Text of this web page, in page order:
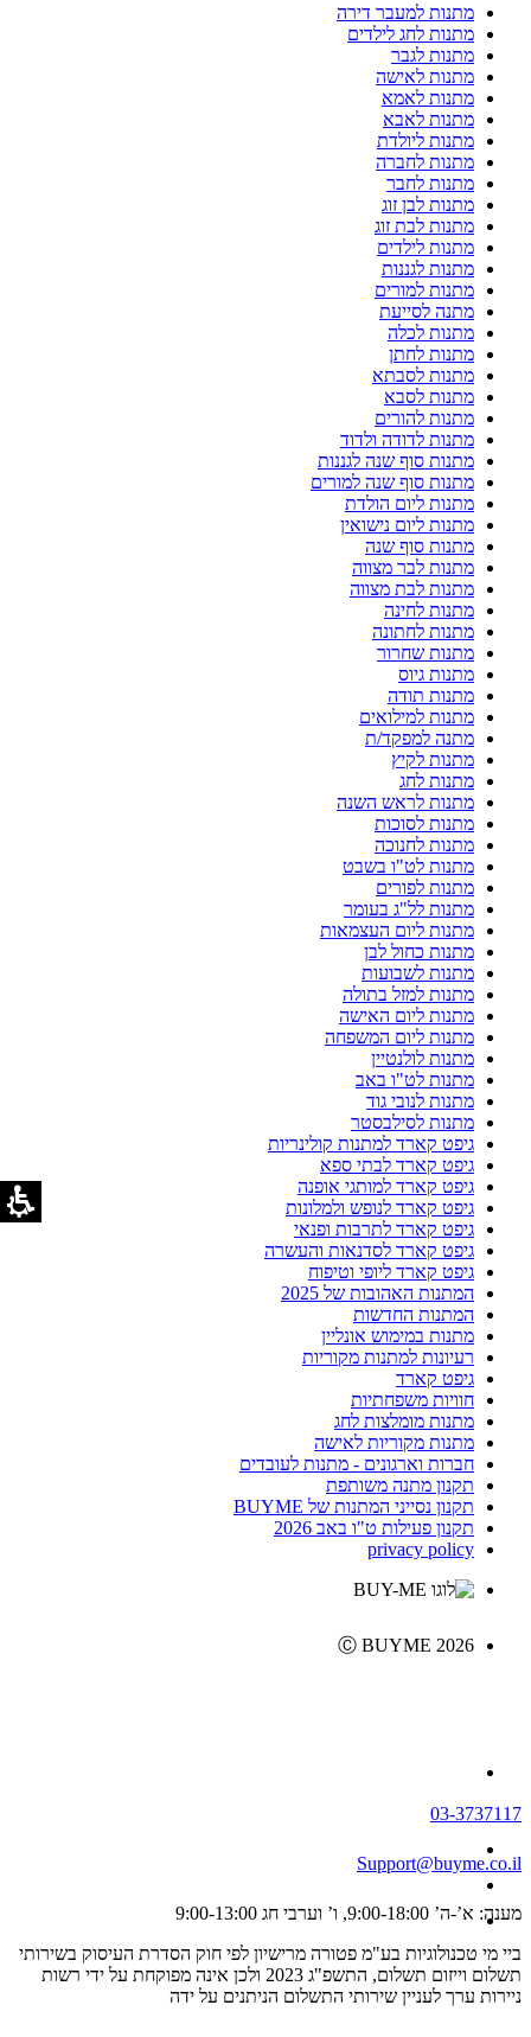
מתנות למעבר דירה
מתנות לחג לילדים
מתנות לגבר
מתנות לאישה
מתנות לאמא
מתנות לאבא
מתנות ליולדת
מתנות לחברה
מתנות לחבר
מתנות לבן זוג
מתנות לבת זוג
מתנות לילדים
מתנות לגננות
מתנות למורים
מתנה לסייעת
מתנות לכלה
מתנות לחתן
מתנות לסבתא
מתנות לסבא
מתנות להורים
מתנות לדודה ולדוד
מתנות סוף שנה לגננות
מתנות סוף שנה למורים
מתנות ליום הולדת
מתנות ליום נישואין
מתנות סוף שנה
מתנות לבר מצווה
מתנות לבת מצווה
מתנות לחינה
מתנות לחתונה
מתנות שחרור
מתנות גיוס
מתנות תודה
מתנות למילואים
מתנה למפקד/ת
מתנות לקיץ
מתנות לחג
מתנות לראש השנה
מתנות לסוכות
מתנות לחנוכה
מתנות לט"ו בשבט
מתנות לפורים
מתנות לל"ג בעומר
מתנות ליום העצמאות
מתנות כחול לבן
מתנות לשבועות
מתנות למזל בתולה
מתנות ליום האישה
מתנות ליום המשפחה
מתנות לולנטיין
מתנות לט"ו באב
מתנות לנובי גוד
מתנות לסילבסטר
גיפט קארד למתנות קולינריות
גיפט קארד לבתי ספא
גיפט קארד למותגי אופנה
גיפט קארד לנופש ולמלונות
גיפט קארד לתרבות ופנאי
גיפט קארד לסדנאות והעשרה
גיפט קארד ליופי וטיפוח
המתנות האהובות של 2025
המתנות החדשות
מתנות במימוש אונליין
רעיונות למתנות מקוריות
גיפט קארד
חוויות משפחתיות
מתנות מומלצות לחג
מתנות מקוריות לאישה
חברות וארגונים - מתנות לעובדים
תקנון מתנה משותפת
תקנון נסייני המתנות של BUYME
תקנון פעילות ט"ו באב 2026
privacy policy
Ⓒ BUYME 2026
03-3737117
Support@buyme.co.il
מענה: א’-ה’ 9:00-18:00, ו’ וערבי חג 9:00-13:00
ביי מי טכנולוגיות בע"מ פטורה מרישיון לפי חוק הסדרת העיסוק בשירותי
תשלום וייזום תשלום, התשפ"ג 2023 ולכן אינה מפוקחת על ידי רשות
ניירות ערך לעניין שירותי התשלום הניתנים על ידה